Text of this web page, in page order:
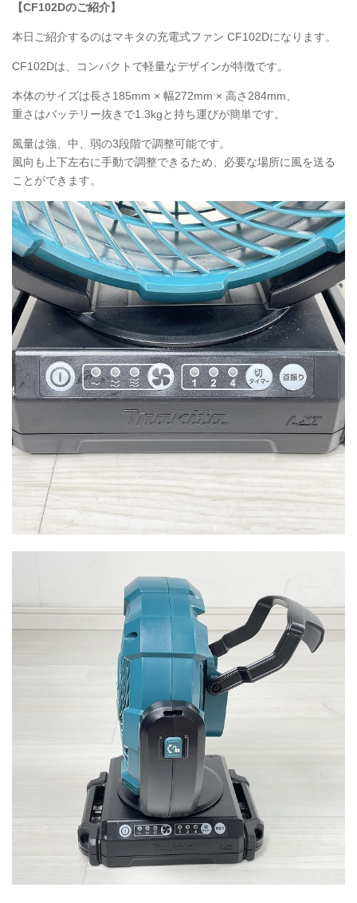
【CF102Dのご紹介】
本日ご紹介するのはマキタの充電式ファン CF102Dになります。
CF102Dは、コンパクトで軽量なデザインが特徴です。
本体のサイズは長さ185mm × 幅272mm × 高さ284mm、
重さはバッテリー抜きで1.3kgと持ち運びが簡単です。
風量は強、中、弱の3段階で調整可能です。
風向も上下左右に手動で調整できるため、必要な場所に風を送る
ことができます。